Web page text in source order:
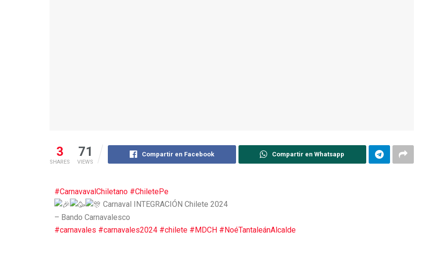
3
SHARES
71
VIEWS
Compartir en Facebook Compartir en Whatsapp
#CarnavavalChiletano #ChiletePe
Carnaval INTEGRACIÓN Chilete 2024
– Bando Carnavalesco
#carnavales #carnavales2024 #chilete #MDCH #NoéTantaleánAlcalde